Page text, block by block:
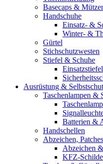
Basecaps &
Handschuhe
Einsatz- &
Winter- &
Gürtel
Stichschutzwesten
Stiefel & Schuhe
Einsatzstiefel
Ausrüstung &
Taschenlampen &
Batterien &
Handschellen
Abzeichen,
Abzeichen
KFZ-